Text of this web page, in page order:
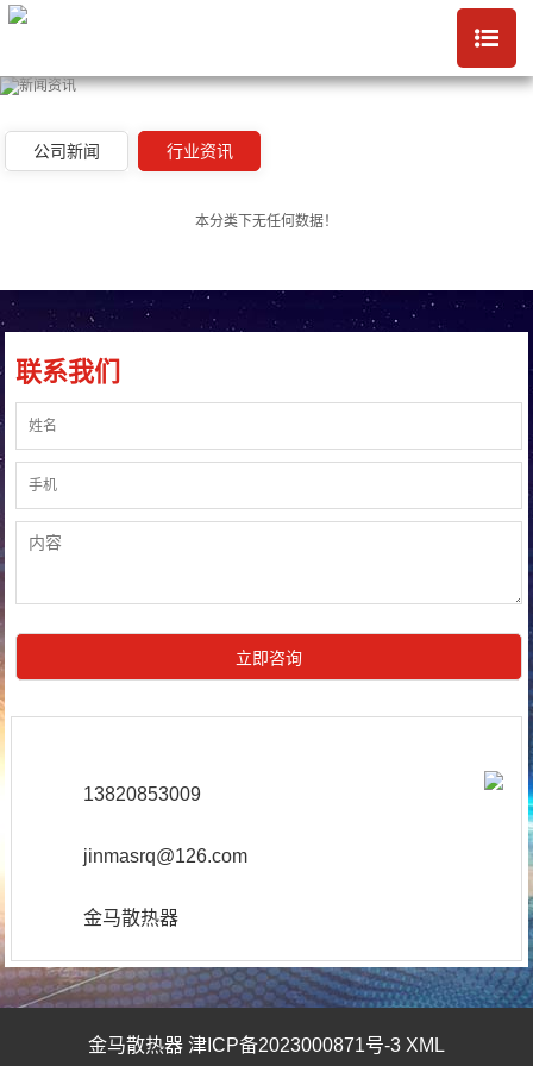
公司新闻 行业资讯
本分类下无任何数据！
联系我们
13820853009
jinmasrq@126.com
金马散热器
金马散热器 津ICP备2023000871号-3 XML